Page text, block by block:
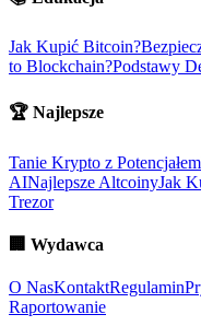
Jak Kupić Bitcoin?
to Blockchain?Podstawy
🏆 Najlepsze
Tanie Krypto z Potencjałem
AINajlepsze AltcoinyJak
Trezor
🏢 Wydawca
O NasKontaktRegulamin
Raportowanie